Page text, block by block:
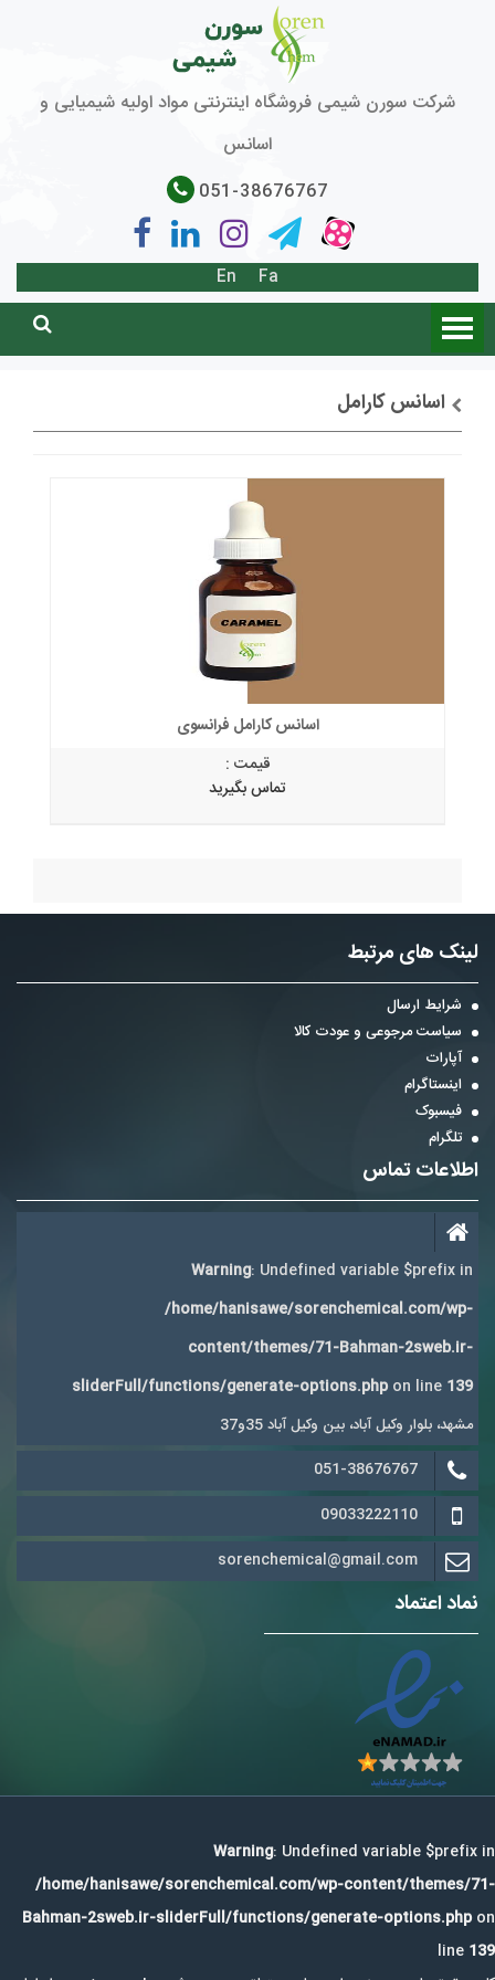
شرکت سورن شیمی فروشگاه اینترنتی مواد اولیه شیمیایی و
اسانس
051-38676767
Fa
En
اسانس کارامل
اسانس کارامل فرانسوی
قیمت :
تماس بگیرید
لینک های مرتبط
شرایط ارسال
سیاست مرجوعی و عودت کالا
آپارات
اینستاگرام
فیسبوک
تلگرام
اطلاعات تماس
Warning: Undefined variable $prefix in
/home/hanisawe/sorenchemical.com/wp-
content/themes/71-Bahman-2sweb.ir-
sliderFull/functions/generate-options.php on line 139
مشهد، بلوار وکیل آباد، بین وکیل آباد 35و37
051-38676767
09033222110
sorenchemical@gmail.com
نماد اعتماد
Warning: Undefined variable $prefix in
/home/hanisawe/sorenchemical.com/wp-content/themes/71-
Bahman-2sweb.ir-sliderFull/functions/generate-options.phpon
line 139